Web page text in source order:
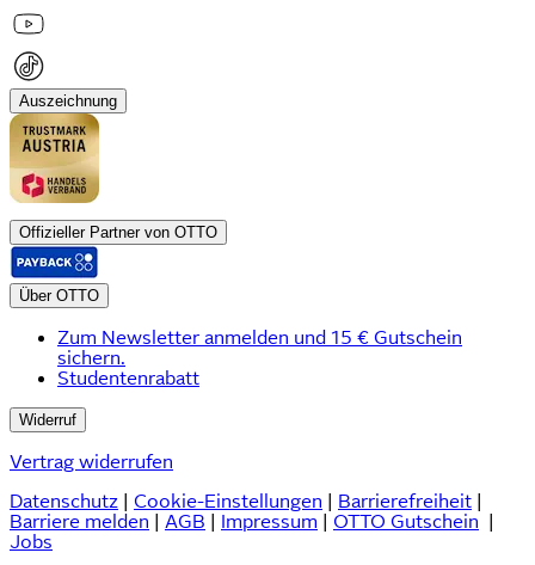
Auszeichnung
Offizieller Partner von OTTO
Über OTTO
Zum Newsletter anmelden und 15 € Gutschein
sichern.
Studentenrabatt
Widerruf
Vertrag widerrufen
Datenschutz
Cookie-Einstellungen Barrierefreiheit
Barriere melden
AGB Impressum OTTO Gutschein
Jobs